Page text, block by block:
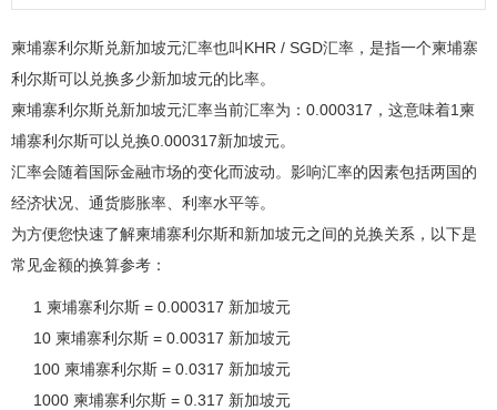
柬埔寨利尔斯兑新加坡元汇率也叫KHR / SGD汇率，是指一个柬埔寨
利尔斯可以兑换多少新加坡元的比率。
柬埔寨利尔斯兑新加坡元汇率当前汇率为：0.000317，这意味着1柬
埔寨利尔斯可以兑换0.000317新加坡元。
汇率会随着国际金融市场的变化而波动。影响汇率的因素包括两国的
经济状况、通货膨胀率、利率水平等。
为方便您快速了解柬埔寨利尔斯和新加坡元之间的兑换关系，以下是
常见金额的换算参考：
1 柬埔寨利尔斯 = 0.000317 新加坡元
10 柬埔寨利尔斯 = 0.00317 新加坡元
100 柬埔寨利尔斯 = 0.0317 新加坡元
1000 柬埔寨利尔斯 = 0.317 新加坡元